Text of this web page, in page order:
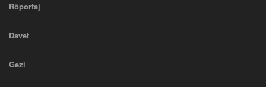
Röportaj
Davet
Gezi